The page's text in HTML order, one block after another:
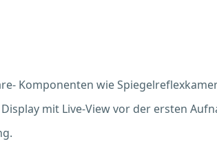
Komponenten wie
mit Live-View vor der ersten